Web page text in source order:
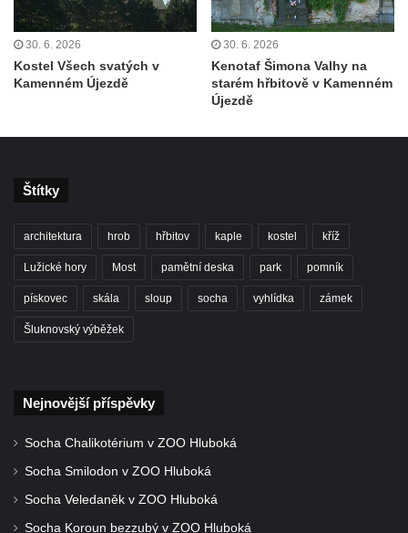
Chlumčanech
Hrob Václava Brauna na hřbitově v
Chlumčanech
Hrob Karla Schneidra na hřbitově ve
Polívky na hřbitově ve Hřivicích
Hrob Karla Průchy na hřbitově v Jimlíně
Hrob Janů na hřbitově v Opočně u Loun
Všestudech
Hrob Karla Berouska na hřbitově ve
Strupčicích
Hrob Františka Stanislava na hřbitově ve
30. 6. 2026
Kostel Všech svatých v
Kamenném Újezdě
30. 6. 2026
Kenotaf Šimona Valhy na
starém hřbitově v Kamenném
Újezdě
Štítky
architektura hrob hřbitov kaple kostel kříž
Lužické hory Most pamětní deska park pomník
pískovec skála sloup socha vyhlídka zámek
Šluknovský výběžek
Nejnovější příspěvky
Socha Chalikotérium v ZOO Hluboká
Socha Smilodon v ZOO Hluboká
Socha Veledaněk v ZOO Hluboká
Socha Koroun bezzubý v ZOO Hluboká